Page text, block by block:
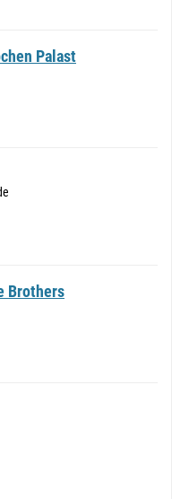
Palast
Brothers